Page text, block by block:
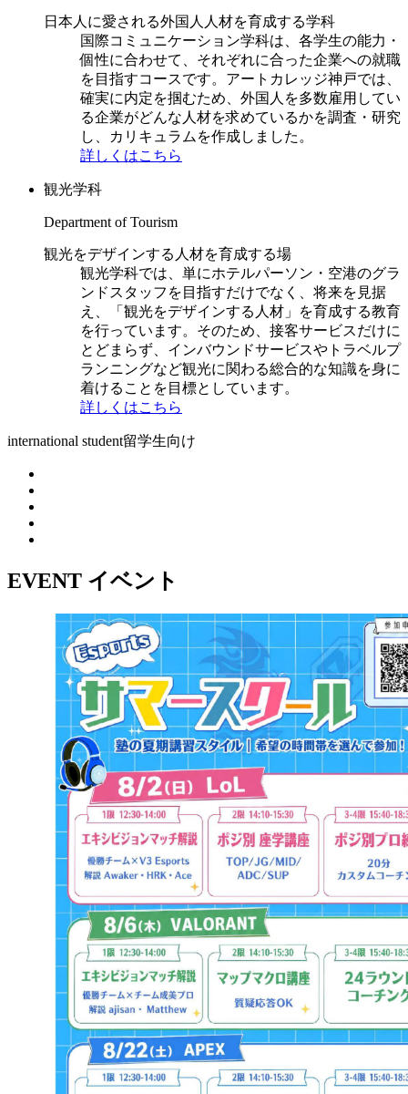
日本人に愛される外国人人材を育成する学科
国際コミュニケーション学科は、各学生の能力・
個性に合わせて、それぞれに合った企業への就職
を目指すコースです。アートカレッジ神戸では、
確実に内定を掴むため、外国人を多数雇用してい
る企業がどんな人材を求めているかを調査・研究
し、カリキュラムを作成しました。
詳しくはこちら
観光学科
Department of Tourism
観光をデザインする人材を育成する場
観光学科では、単にホテルパーソン・空港のグラ
ンドスタッフを目指すだけでなく、将来を見据
え、「観光をデザインする人材」を育成する教育
を行っています。そのため、接客サービスだけに
とどまらず、インバウンドサービスやトラベルプ
ランニングなど観光に関わる総合的な知識を身に
着けることを目標としています。
詳しくはこちら
international student留学生向け
EVENT イベント